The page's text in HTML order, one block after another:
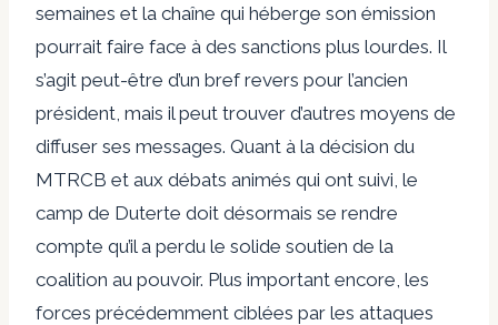
semaines et la chaîne qui héberge son émission
pourrait faire face à des sanctions plus lourdes. Il
s’agit peut-être d’un bref revers pour l’ancien
président, mais il peut trouver d’autres moyens de
diffuser ses messages. Quant à la décision du
MTRCB et aux débats animés qui ont suivi, le
camp de Duterte doit désormais se rendre
compte qu’il a perdu le solide soutien de la
coalition au pouvoir. Plus important encore, les
forces précédemment ciblées par les attaques